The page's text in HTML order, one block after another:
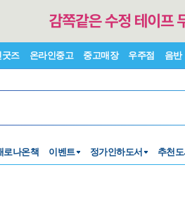
굿즈 온라인중고 중고매장 우주점 음반
로나온책 이벤트 정가인하도서 추천도